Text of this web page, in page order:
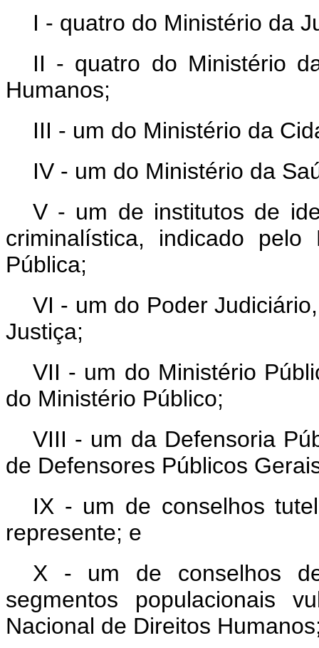
I - quatro do Ministério da
II - quatro do Ministério
Humanos;
III - um do Ministério da
IV - um do Ministério da
V - um de institutos de
criminalística, indicado
Pública;
VI - um do Poder
Justiça;
VII - um do Ministério
do Ministério Público;
VIII - um da Defensoria
de Defensores Públicos
IX - um de conselhos
represente; e
X - um de conselhos
segmentos populacionais
Nacional de Direitos